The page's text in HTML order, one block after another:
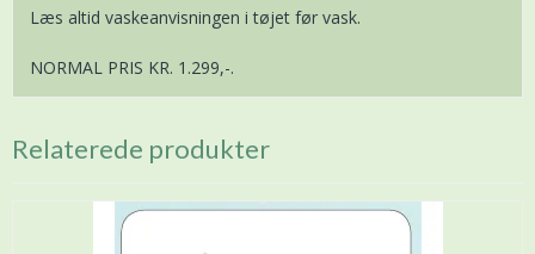
Læs altid vaskeanvisningen i tøjet før vask.
NORMAL PRIS KR. 1.299,-.
Relaterede produkter